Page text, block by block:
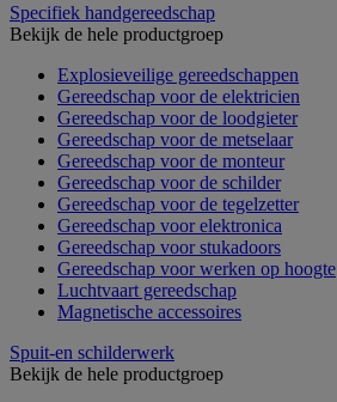
Specifiek handgereedschap
Bekijk de hele productgroep
Explosieveilige gereedschappen
Gereedschap voor de elektricien
Gereedschap voor de loodgieter
Gereedschap voor de metselaar
Gereedschap voor de monteur
Gereedschap voor de schilder
Gereedschap voor de tegelzetter
Gereedschap voor elektronica
Gereedschap voor stukadoors
Gereedschap voor werken op hoogte
Luchtvaart gereedschap
Magnetische accessoires
Spuit-en schilderwerk
Bekijk de hele productgroep